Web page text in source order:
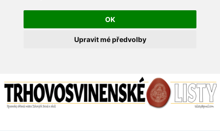
OK
Upravit mé předvolby